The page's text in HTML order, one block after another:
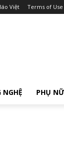
Việt Terms of Use
NGHỆ PHỤ NỮ